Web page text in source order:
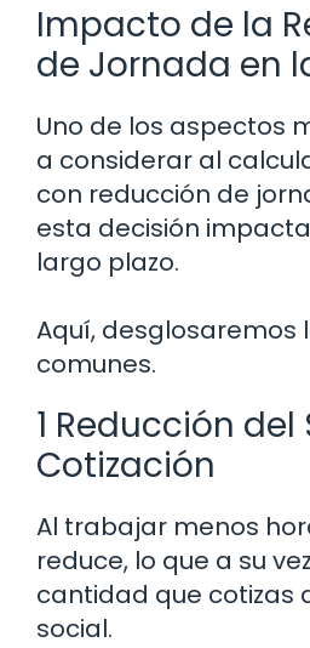
Impacto de la
de Jornada en
Uno de los aspectos
a considerar al
con reducción de
esta decisión
largo plazo.
Aquí, desglosaremos
comunes.
1 Reducción del
Cotización
Al trabajar menos
reduce, lo que a su
cantidad que cotizas
social.